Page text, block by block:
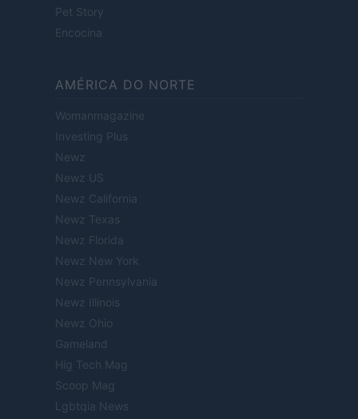
Pet Story
Encocina
AMÉRICA DO NORTE
Womanmagazine
Investing Plus
Newz
Newz US
Newz California
Newz Texas
Newz Florida
Newz New York
Newz Pennsylvania
Newz Illinois
Newz Ohio
Gameland
Hig Tech Mag
Scoop Mag
Lgbtqia News